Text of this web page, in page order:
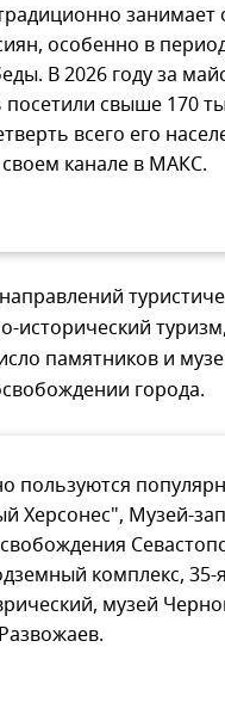
занимает
особенно в
В 2026 году за
посетили свыше 170
всего его
канале в МАКС.
исторический
памятников и
города.
пользуются
Херсонес", Музей-
комплекс, 35-
музей